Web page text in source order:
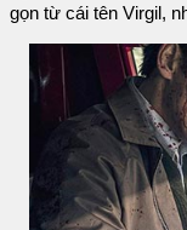
gọn từ cái tên Virgil,